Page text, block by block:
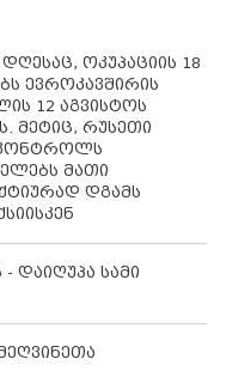
ოკუპაციის 18
ევროკავშირის
12 აგვისტოს
მეტიც, რუსეთი
კონტროლს
მათი
დგამს
დაიღუპა სამი